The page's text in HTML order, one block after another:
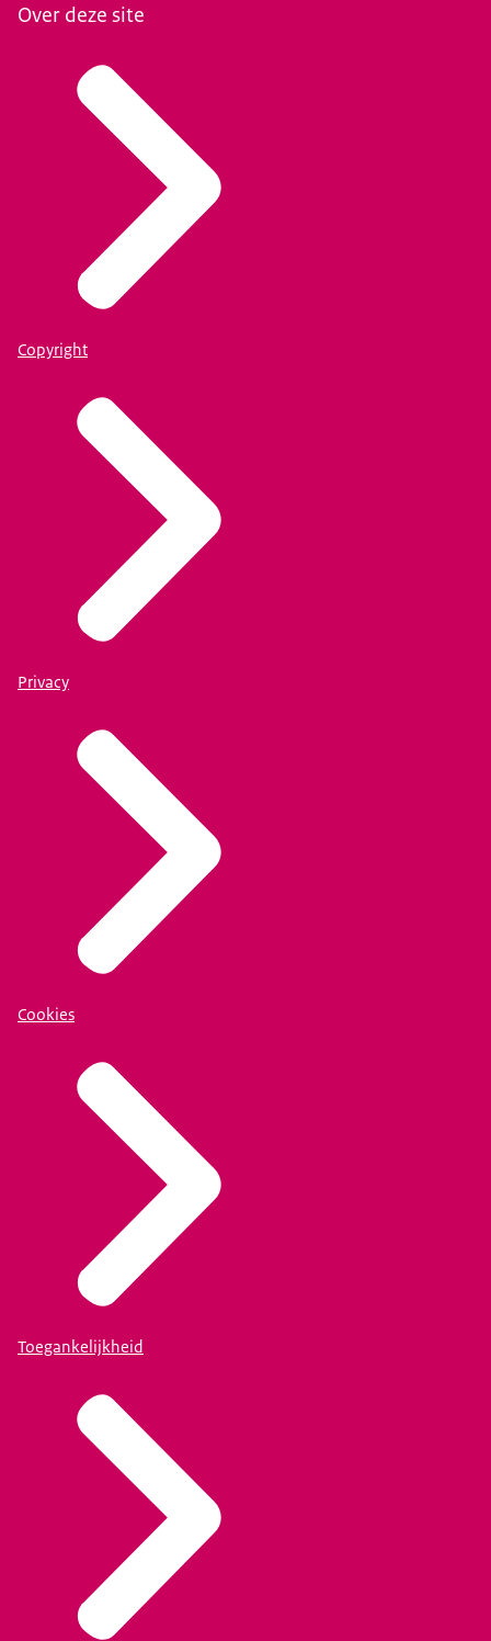
Over deze site
Copyright
Privacy
Cookies
Toegankelijkheid